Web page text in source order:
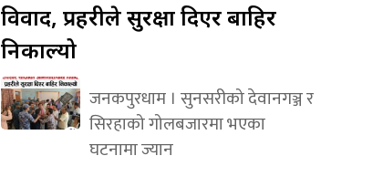
विवाद, प्रहरीले सुरक्षा दिएर बाहिर
निकाल्यो
जनकपुरधाम । सुनसरीको देवानगञ्ज र
सिरहाको गोलबजारमा भएका
घटनामा ज्यान